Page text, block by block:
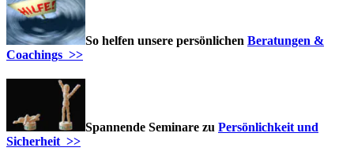
So helfen unsere persönlichen Beratungen &
Coachings >>
Spannende Seminare zu Persönlichkeit und
Sicherheit >>